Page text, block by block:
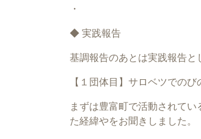
・
◆ 実践報告
基調報告のあとは実践報告と
【１団体目】サロベツでの
まずは豊富町で活動されて
た経緯やをお聞きしました。